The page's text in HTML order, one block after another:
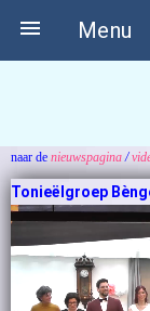
Menu

naar de nieuwspagina/
Tonieëlgroep